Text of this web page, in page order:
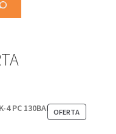
OFERTA
EN